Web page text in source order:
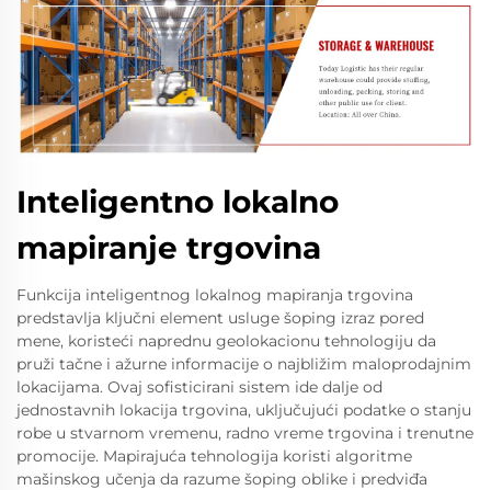
Inteligentno lokalno
mapiranje trgovina
Funkcija inteligentnog lokalnog mapiranja trgovina
predstavlja ključni element usluge šoping izraz pored
mene, koristeći naprednu geolokacionu tehnologiju da
pruži tačne i ažurne informacije o najbližim maloprodajnim
lokacijama. Ovaj sofisticirani sistem ide dalje od
jednostavnih lokacija trgovina, uključujući podatke o stanju
robe u stvarnom vremenu, radno vreme trgovina i trenutne
promocije. Mapirajuća tehnologija koristi algoritme
mašinskog učenja da razume šoping oblike i predviđa